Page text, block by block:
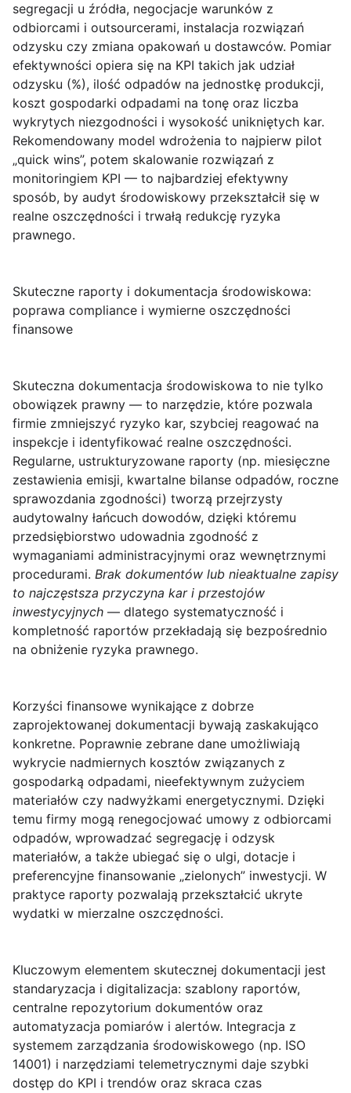
segregacji u źródła, negocjacje warunków z
odbiorcami i outsourcerami, instalacja rozwiązań
odzysku czy zmiana opakowań u dostawców. Pomiar
efektywności opiera się na KPI takich jak udział
odzysku (%), ilość odpadów na jednostkę produkcji,
koszt gospodarki odpadami na tonę oraz liczba
wykrytych niezgodności i wysokość unikniętych kar.
Rekomendowany model wdrożenia to najpierw pilot
„quick wins”, potem skalowanie rozwiązań z
monitoringiem KPI — to najbardziej efektywny
sposób, by audyt środowiskowy przekształcił się w
realne oszczędności i trwałą redukcję ryzyka
prawnego.
Skuteczne raporty i dokumentacja środowiskowa:
poprawa compliance i wymierne oszczędności
finansowe
Skuteczna dokumentacja środowiskowa to nie tylko
obowiązek prawny — to narzędzie, które pozwala
firmie zmniejszyć ryzyko kar, szybciej reagować na
inspekcje i identyfikować realne oszczędności.
Regularne, ustrukturyzowane raporty (np. miesięczne
zestawienia emisji, kwartalne bilanse odpadów, roczne
sprawozdania zgodności) tworzą przejrzysty
audytowalny łańcuch dowodów, dzięki któremu
przedsiębiorstwo udowadnia zgodność z
wymaganiami administracyjnymi oraz wewnętrznymi
procedurami. Brak dokumentów lub nieaktualne zapisy
to najczęstsza przyczyna kar i przestojów
inwestycyjnych — dlatego systematyczność i
kompletność raportów przekładają się bezpośrednio
na obniżenie ryzyka prawnego.
Korzyści finansowe wynikające z dobrze
zaprojektowanej dokumentacji bywają zaskakująco
konkretne. Poprawnie zebrane dane umożliwiają
wykrycie nadmiernych kosztów związanych z
gospodarką odpadami, nieefektywnym zużyciem
materiałów czy nadwyżkami energetycznymi. Dzięki
temu firmy mogą renegocjować umowy z odbiorcami
odpadów, wprowadzać segregację i odzysk
materiałów, a także ubiegać się o ulgi, dotacje i
preferencyjne finansowanie „zielonych” inwestycji. W
praktyce raporty pozwalają przekształcić ukryte
wydatki w mierzalne oszczędności.
Kluczowym elementem skutecznej dokumentacji jest
standaryzacja i digitalizacja: szablony raportów,
centralne repozytorium dokumentów oraz
automatyzacja pomiarów i alertów. Integracja z
systemem zarządzania środowiskowego (np. ISO
14001) i narzędziami telemetrycznymi daje szybki
dostęp do KPI i trendów oraz skraca czas